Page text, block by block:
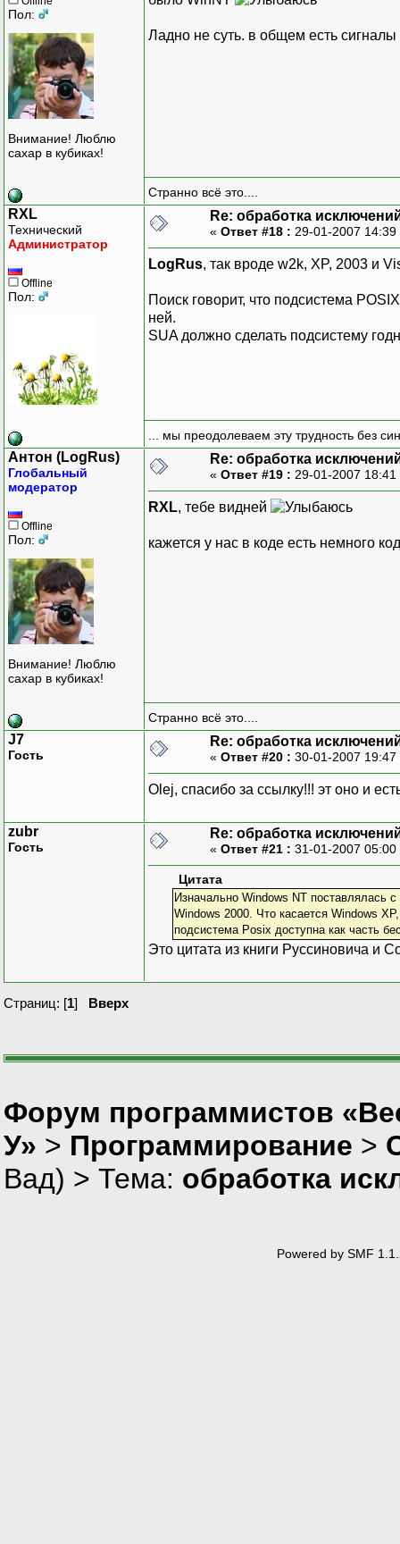
Пол:
Внимание! Люблю
сахар в кубиках!
Ладно не суть. в общем есть
Странно всё это....
RXL
Технический
Администратор
Offline
Пол:
Re: обработка
« Ответ #18 : 29-01-2007
LogRus, так вроде w2k, XP, 2003 и
Поиск говорит, что подсистема
ней.
SUA должно сделать подсистему
... мы преодолеваем эту трудность без
Антон (LogRus)
Глобальный
модератор
Offline
Пол:
Внимание! Люблю
сахар в кубиках!
Re: обработка
« Ответ #19 : 29-01-2007
RXL, тебе видней
кажется у нас в коде есть немного
Странно всё это....
J7
Гость
Re: обработка
« Ответ #20 : 30-01-2007
Olej, спасибо за ссылку!!! эт оно и
zubr
Гость
Re: обработка
« Ответ #21 : 31-01-2007
Цитата
Изначально Windows NT поставлялась
Windows 2000. Что касается Windows
подсистема Posix доступна как часть
Это цитата из книги Руссиновича и
Страниц: [1] Вверх
Форум программистов
У» > Программирование >
Вад) > Тема: обработка
Powered by SMF